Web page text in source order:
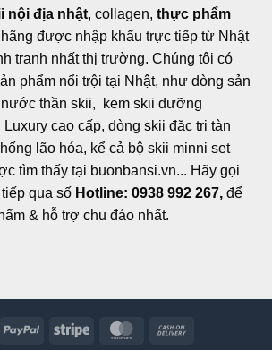
nội địa nhật, collagen, thực phẩm
được nhập khẩu trực tiếp từ Nhật
tranh nhất thị trường. Chúng tôi có
phẩm nổi trội tại Nhật, như dòng sản
thần skii, kem skii dưỡng
cao cấp, dòng skii đặc trị tàn
lão hóa, kể cả bộ skii minni set
tìm thấy tại buonbansi.vn... Hãy gọi
qua số Hotline: 0938 992 267, để
& hỗ trợ chu đáo nhất.
PayPal Stripe MasterCard